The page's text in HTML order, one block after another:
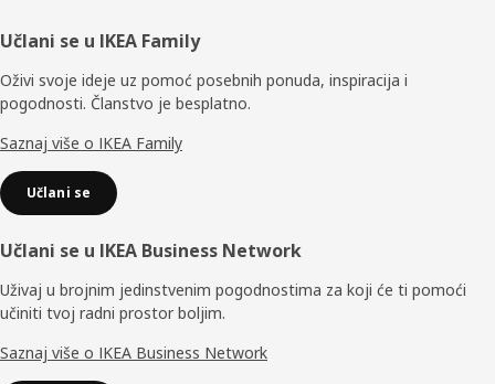
Podnožje
Učlani se u IKEA Family
Oživi svoje ideje uz pomoć posebnih ponuda, inspiracija i
pogodnosti. Članstvo je besplatno.
Saznaj više o IKEA Family
Učlani se
Učlani se u IKEA Business Network
Uživaj u brojnim jedinstvenim pogodnostima za koji će ti pomoći
učiniti tvoj radni prostor boljim.
Saznaj više o IKEA Business Network